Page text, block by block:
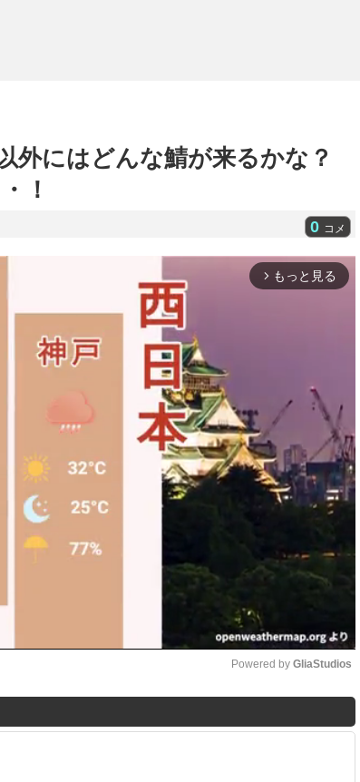
外にはどんな鯖が来るかな？
！
0 コメ
arrow_forward_ios もっと見る
Powered by GliaStudios